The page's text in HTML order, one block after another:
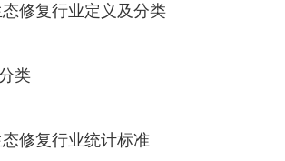
修复行业定义及分类
类
修复行业统计标准